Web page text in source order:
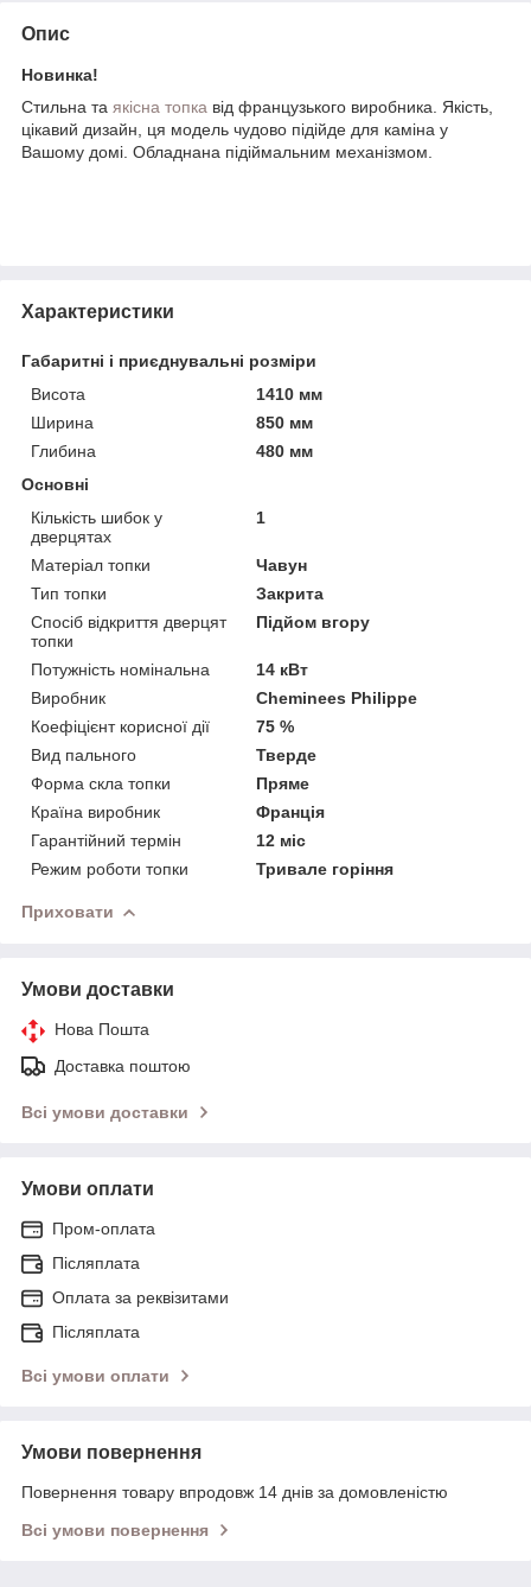
Опис
Новинка!
Стильна та якісна топка від французького виробника. Якість,
цікавий дизайн, ця модель чудово підійде для каміна у
Вашому домі. Обладнана підіймальним механізмом.
Характеристики
Габаритні і приєднувальні розміри
Висота
1410 мм
Ширина
850 мм
Глибина
480 мм
Основні
Кількість шибок у
дверцятах
1
Матеріал топки
Чавун
Тип топки
Закрита
Спосіб відкриття дверцят
топки
Підйом вгору
Потужність номінальна
14 кВт
Виробник
Cheminees Philippe
Коефіцієнт корисної дії
75 %
Вид пального
Тверде
Форма скла топки
Пряме
Країна виробник
Франція
Гарантійний термін
12 міс
Режим роботи топки
Тривале горіння
Приховати
Умови доставки
Нова Пошта
Доставка поштою
Всі умови доставки
Умови оплати
Пром-оплата
Післяплата
Оплата за реквізитами
Післяплата
Всі умови оплати
Умови повернення
Повернення товару впродовж 14 днів за домовленістю
Всі умови повернення